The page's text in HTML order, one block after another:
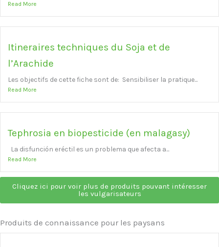
Read More
Itineraires techniques du Soja et de
l’Arachide
Les objectifs de cette fiche sont de: Sensibiliser la pratique...
Read More
Tephrosia en biopesticide (en malagasy)
La disfunción eréctil es un problema que afecta a...
Read More
Cliquez ici pour voir plus de produits pouvant intéresser
les vulgarisateurs
Produits de connaissance pour les paysans